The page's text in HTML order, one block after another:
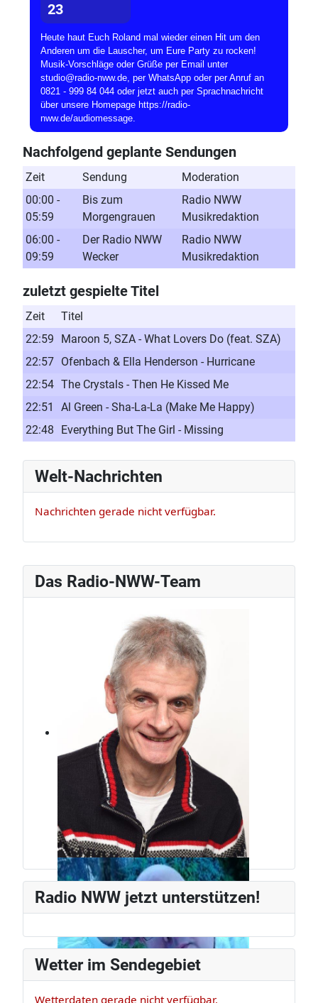
Das Radio-NWW-Team
Jürg Weber
Radiomann, schon seit den frühen
80ern.
Radio NWW jetzt unterstützen!
Wetter im Sendegebiet
Wetterdaten gerade nicht verfügbar.
23
Heute haut Euch Roland mal wieder einen Hit um den
Anderen um die Lauscher, um Eure Party zu rocken!
Musik-Vorschläge oder Grüße per Email unter
studio@radio-nww.de, per WhatsApp oder per Anruf an
0821 - 999 84 044 oder jetzt auch per Sprachnachricht
über unsere Homepage https://radio-
nww.de/audiomessage.
Nachfolgend geplante Sendungen
Zeit Sendung
Moderation
00:00 -
05:59
Bis zum
Morgengrauen
Radio NWW
Musikredaktion
06:00 -
09:59
Der Radio NWW
Wecker
Radio NWW
Musikredaktion
zuletzt gespielte Titel
Zeit
Titel
22:59
Maroon 5, SZA - What Lovers Do (feat. SZA)
22:57 Ofenbach & Ella Henderson - Hurricane
22:54 The Crystals - Then He Kissed Me
22:51
Al Green - Sha-La-La (Make Me Happy)
22:48
Everything But The Girl - Missing
Welt-Nachrichten
Nachrichten gerade nicht verfügbar.